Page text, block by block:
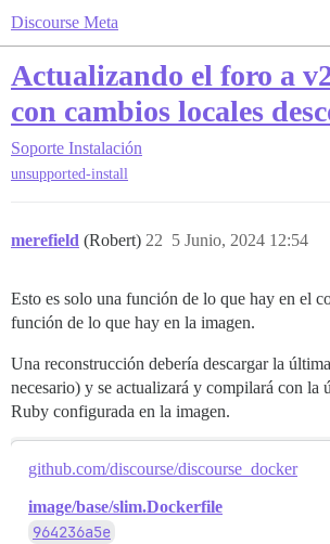
Discourse Meta
Actualizando el foro a
con cambios locales
Soporte Instalación
unsupported-install
merefield (Robert) 5 Junio, 2024 12:54
22
Esto es solo una función de lo que hay en el
función de lo que hay en la imagen.
Una reconstrucción debería descargar la
necesario) y se actualizará y compilará con la
Ruby configurada en la imagen.
github.com/discourse/discourse_docker
image/base/slim.Dockerfile
964236a5e